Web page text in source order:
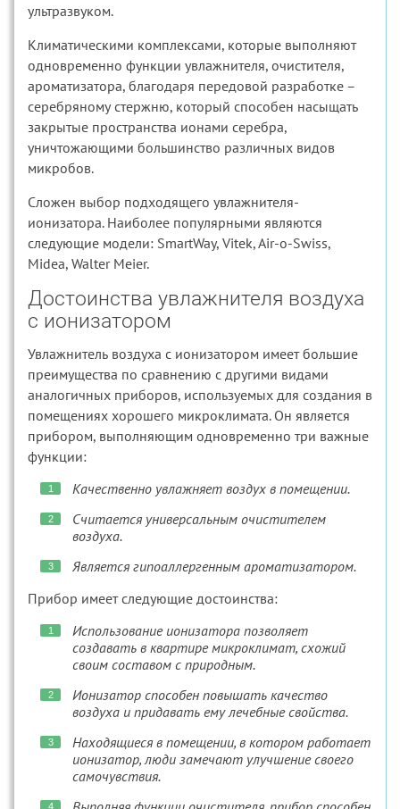
ультразвуком.
Климатическими комплексами, которые выполняют
одновременно функции увлажнителя, очистителя,
ароматизатора, благодаря передовой разработке –
серебряному стержню, который способен насыщать
закрытые пространства ионами серебра,
уничтожающими большинство различных видов
микробов.
Сложен выбор подходящего увлажнителя-
ионизатора. Наиболее популярными являются
следующие модели: SmartWay, Vitek, Air-o-Swiss,
Midea, Walter Meier.
Достоинства увлажнителя воздуха
с ионизатором
Увлажнитель воздуха с ионизатором имеет большие
преимущества по сравнению с другими видами
аналогичных приборов, используемых для создания в
помещениях хорошего микроклимата. Он является
прибором, выполняющим одновременно три важные
функции:
Качественно увлажняет воздух в помещении.
Считается универсальным очистителем
воздуха.
Является гипоаллергенным ароматизатором.
Прибор имеет следующие достоинства:
Использование ионизатора позволяет
создавать в квартире микроклимат, схожий
своим составом с природным.
Ионизатор способен повышать качество
воздуха и придавать ему лечебные свойства.
Находящиеся в помещении, в котором работает
ионизатор, люди замечают улучшение своего
самочувствия.